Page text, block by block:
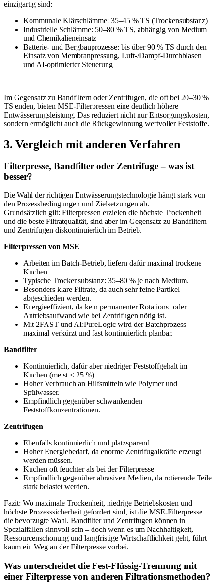
einzigartig sind:
Kommunale Klärschlämme: 35–45 % TS (Trockensubstanz)
Industrielle Schlämme: 50–80 % TS, abhängig von Medium
und Chemikalieneinsatz
Batterie- und Bergbauprozesse: bis über 90 % TS durch den
Einsatz von Membranpressung, Luft-/Dampf-Durchblasen
und AI-optimierter Steuerung
Im Gegensatz zu Bandfiltern oder Zentrifugen, die oft bei 20–30 %
TS enden, bieten MSE-Filterpressen eine deutlich höhere
Entwässerungsleistung. Das reduziert nicht nur Entsorgungskosten,
sondern ermöglicht auch die Rückgewinnung wertvoller Feststoffe.
3. Vergleich mit anderen Verfahren
Filterpresse, Bandfilter oder Zentrifuge – was ist
besser?
Die Wahl der richtigen Entwässerungstechnologie hängt stark von
den Prozessbedingungen und Zielsetzungen ab.
Grundsätzlich gilt: Filterpressen erzielen die höchste Trockenheit
und die beste Filtratqualität, sind aber im Gegensatz zu Bandfiltern
und Zentrifugen diskontinuierlich im Betrieb.
Filterpressen von MSE
Arbeiten im Batch-Betrieb, liefern dafür maximal trockene
Kuchen.
Typische Trockensubstanz: 35–80 % je nach Medium.
Besonders klare Filtrate, da auch sehr feine Partikel
abgeschieden werden.
Energieeffizient, da kein permanenter Rotations- oder
Antriebsaufwand wie bei Zentrifugen nötig ist.
Mit 2FAST und AI:PureLogic wird der Batchprozess
maximal verkürzt und fast kontinuierlich planbar.
Bandfilter
Kontinuierlich, dafür aber niedriger Feststoffgehalt im
Kuchen (meist < 25 %).
Hoher Verbrauch an Hilfsmitteln wie Polymer und
Spülwasser.
Empfindlich gegenüber schwankenden
Feststoffkonzentrationen.
Zentrifugen
Ebenfalls kontinuierlich und platzsparend.
Hoher Energiebedarf, da enorme Zentrifugalkräfte erzeugt
werden müssen.
Kuchen oft feuchter als bei der Filterpresse.
Empfindlich gegenüber abrasiven Medien, da rotierende Teile
stark belastet werden.
Fazit: Wo maximale Trockenheit, niedrige Betriebskosten und
höchste Prozesssicherheit gefordert sind, ist die MSE-Filterpresse
die bevorzugte Wahl. Bandfilter und Zentrifugen können in
Spezialfällen sinnvoll sein – doch wenn es um Nachhaltigkeit,
Ressourcenschonung und langfristige Wirtschaftlichkeit geht, führt
kaum ein Weg an der Filterpresse vorbei.
Was unterscheidet die Fest-Flüssig-Trennung mit
einer Filterpresse von anderen Filtrationsmethoden?